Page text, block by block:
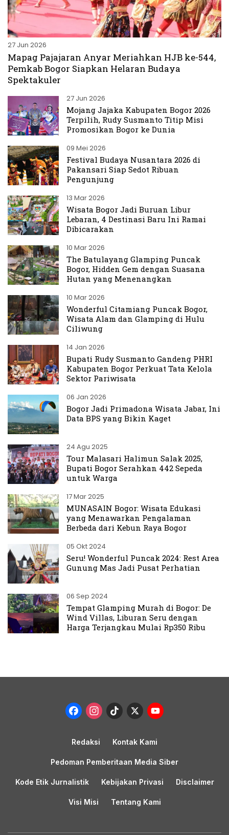
27 Jun 2026
Mapag Pajajaran Anyar Meriahkan HJB ke-544,
Pemkab Bogor Siapkan Helaran Budaya
Spektakuler
27 Jun 2026
Mojang Jajaka Kabupaten Bogor 2026
Terpilih, Rudy Susmanto Titip Misi
Promosikan Bogor ke Dunia
09 Mei 2026
Festival Budaya Nusantara 2026 di
Pakansari Siap Sedot Ribuan
Pengunjung
13 Mar 2026
Wisata Bogor Jadi Buruan Libur
Lebaran, 4 Destinasi Baru Ini Ramai
Dibicarakan
10 Mar 2026
The Batulayang Glamping Puncak
Bogor, Hidden Gem dengan Suasana
Hutan yang Menenangkan
10 Mar 2026
Wonderful Citamiang Puncak Bogor,
Wisata Alam dan Glamping di Hulu
Ciliwung
14 Jan 2026
Bupati Rudy Susmanto Gandeng PHRI
Kabupaten Bogor Perkuat Tata Kelola
Sektor Pariwisata
06 Jan 2026
Bogor Jadi Primadona Wisata Jabar, Ini
Data BPS yang Bikin Kaget
24 Agu 2025
Tour Malasari Halimun Salak 2025,
Bupati Bogor Serahkan 442 Sepeda
untuk Warga
17 Mar 2025
MUNASAIN Bogor: Wisata Edukasi
yang Menawarkan Pengalaman
Berbeda dari Kebun Raya Bogor
05 Okt 2024
Seru! Wonderful Puncak 2024: Rest Area
Gunung Mas Jadi Pusat Perhatian
06 Sep 2024
Tempat Glamping Murah di Bogor: De
Wind Villas, Liburan Seru dengan
Harga Terjangkau Mulai Rp350 Ribu
Facebook
Instagram
TikTok
X
Redaksi Kontak Kami
Pedoman Pemberitaan Media Siber
Kode Etik Jurnalistik Kebijakan Privasi Disclaimer
Visi Misi Tentang Kami